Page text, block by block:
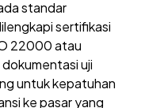
standar
sertifikasi
22000 atau
uji
untuk kepatuhan
ke pasar yang